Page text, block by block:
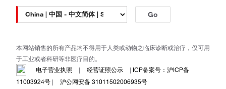
Go
本网站销售的所有产品均不得用于人类或动物之临床诊断或治疗，仅可用
于工业或者科研等非医疗目的。
电子营业执照
| 经营证照公示 | ICP备案号：沪ICP备
11003924号 | 沪公网安备 31011502006935号